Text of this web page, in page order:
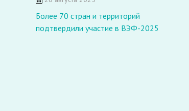
Более 70 стран и территорий
подтвердили участие в ВЭФ-2025